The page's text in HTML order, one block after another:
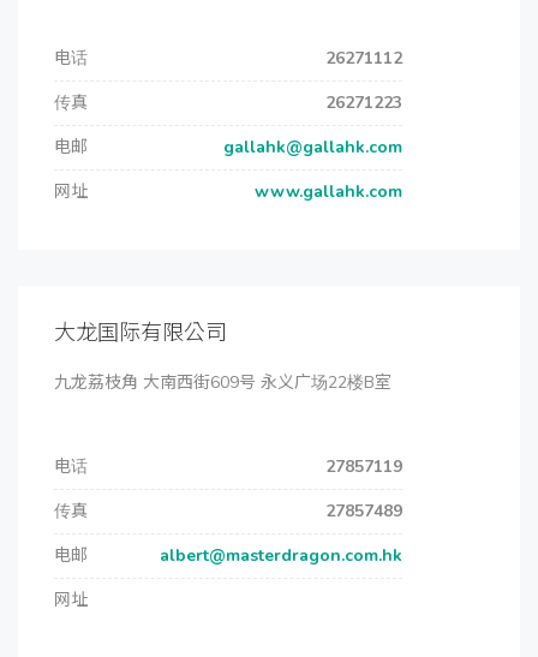
电话
26271112
传真
26271223
电邮
gallahk@gallahk.com
网址
www.gallahk.com
大龙国际有限公司
九龙荔枝角 大南西街609号 永义广场22楼B室
电话
27857119
传真
27857489
电邮
albert@masterdragon.com.hk
网址